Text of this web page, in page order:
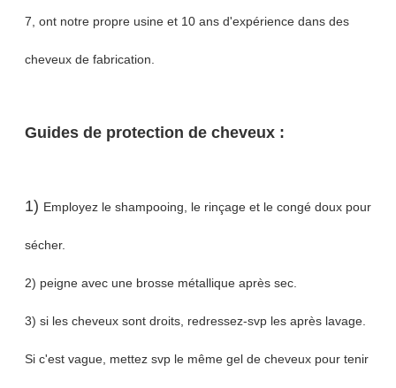
7, ont notre propre usine et 10 ans d'expérience dans des
cheveux de fabrication.
Guides de protection de cheveux :
1) Employez le shampooing, le rinçage et le congé doux pour
sécher.
2) peigne avec une brosse métallique après sec.
3) si les cheveux sont droits, redressez-svp les après lavage.
Si c'est vague, mettez svp le même gel de cheveux pour tenir